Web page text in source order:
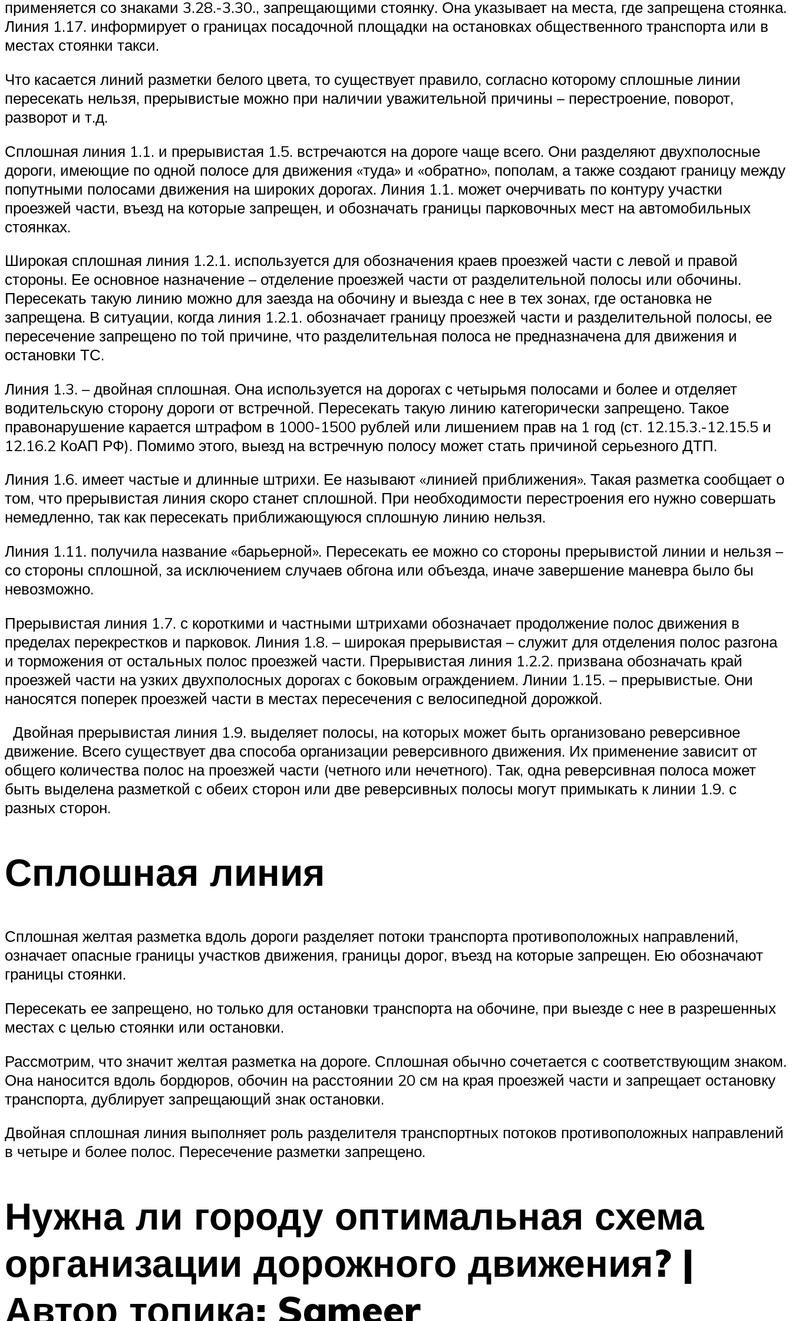
Меню
применяется со знаками 3.28.-3.30., запрещающими стоянку. Она указывает на места, где запрещена стоянка.
Линия 1.17. информирует о границах посадочной площадки на остановках общественного транспорта или в
местах стоянки такси.
Что касается линий разметки белого цвета, то существует правило, согласно которому сплошные линии
пересекать нельзя, прерывистые можно при наличии уважительной причины – перестроение, поворот,
разворот и т.д.
Сплошная линия 1.1. и прерывистая 1.5. встречаются на дороге чаще всего. Они разделяют двухполосные
дороги, имеющие по одной полосе для движения «туда» и «обратно», пополам, а также создают границу между
попутными полосами движения на широких дорогах. Линия 1.1. может очерчивать по контуру участки
проезжей части, въезд на которые запрещен, и обозначать границы парковочных мест на автомобильных
стоянках.
Широкая сплошная линия 1.2.1. используется для обозначения краев проезжей части с левой и правой
стороны. Ее основное назначение – отделение проезжей части от разделительной полосы или обочины.
Пересекать такую линию можно для заезда на обочину и выезда с нее в тех зонах, где остановка не
запрещена. В ситуации, когда линия 1.2.1. обозначает границу проезжей части и разделительной полосы, ее
пересечение запрещено по той причине, что разделительная полоса не предназначена для движения и
остановки ТС.
Линия 1.3. – двойная сплошная. Она используется на дорогах с четырьмя полосами и более и отделяет
водительскую сторону дороги от встречной. Пересекать такую линию категорически запрещено. Такое
правонарушение карается штрафом в 1000-1500 рублей или лишением прав на 1 год (ст. 12.15.3.-12.15.5 и
12.16.2 КоАП РФ). Помимо этого, выезд на встречную полосу может стать причиной серьезного ДТП.
Линия 1.6. имеет частые и длинные штрихи. Ее называют «линией приближения». Такая разметка сообщает о
том, что прерывистая линия скоро станет сплошной. При необходимости перестроения его нужно совершать
немедленно, так как пересекать приближающуюся сплошную линию нельзя.
Линия 1.11. получила название «барьерной». Пересекать ее можно со стороны прерывистой линии и нельзя –
со стороны сплошной, за исключением случаев обгона или объезда, иначе завершение маневра было бы
невозможно.
Прерывистая линия 1.7. с короткими и частными штрихами обозначает продолжение полос движения в
пределах перекрестков и парковок. Линия 1.8. – широкая прерывистая – служит для отделения полос разгона
и торможения от остальных полос проезжей части. Прерывистая линия 1.2.2. призвана обозначать край
проезжей части на узких двухполосных дорогах с боковым ограждением. Линии 1.15. – прерывистые. Они
наносятся поперек проезжей части в местах пересечения с велосипедной дорожкой.
Двойная прерывистая линия 1.9. выделяет полосы, на которых может быть организовано реверсивное
движение. Всего существует два способа организации реверсивного движения. Их применение зависит от
общего количества полос на проезжей части (четного или нечетного). Так, одна реверсивная полоса может
быть выделена разметкой с обеих сторон или две реверсивных полосы могут примыкать к линии 1.9. с
разных сторон.
Сплошная линия
Сплошная желтая разметка вдоль дороги разделяет потоки транспорта противоположных направлений,
означает опасные границы участков движения, границы дорог, въезд на которые запрещен. Ею обозначают
границы стоянки.
Пересекать ее запрещено, но только для остановки транспорта на обочине, при выезде с нее в разрешенных
местах с целью стоянки или остановки.
Рассмотрим, что значит желтая разметка на дороге. Сплошная обычно сочетается с соответствующим знаком.
Она наносится вдоль бордюров, обочин на расстоянии 20 см на края проезжей части и запрещает остановку
транспорта, дублирует запрещающий знак остановки.
Двойная сплошная линия выполняет роль разделителя транспортных потоков противоположных направлений
в четыре и более полос. Пересечение разметки запрещено.
Нужна ли городу оптимальная схема
организации дорожного движения? |
Автор топика: Sameer